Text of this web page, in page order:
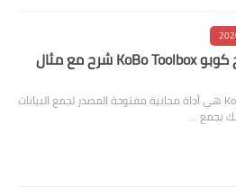
ما هو برنامج كوبو KoBo Toolbox شرح مع مثال
ما هو KoBo Toolbox ؟ KoBo Toolbox هي أداة مجانية مفتوحة المصدر لجمع البيانات
بجمع …